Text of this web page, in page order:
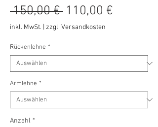
150,00 € Standardpreis
110,00 €
inkl. MwSt. zzgl. Versandkosten
Rückenlehne *
Armlehne *
Anzahl *